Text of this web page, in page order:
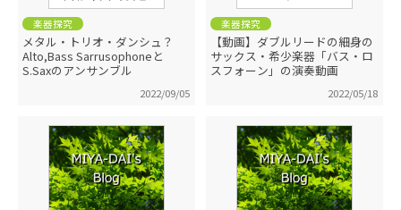
楽器探究
メタル・トリオ・ダンシュ？
Alto,Bass Sarrusophoneと
S.Saxのアンサンブル
2022/09/05
楽器探究
【動画】ダブルリードの細身の
サックス・希少楽器「バス・ロ
スフォーン」の演奏動画
2022/05/18